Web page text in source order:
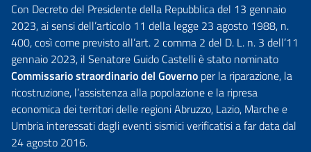
Con Decreto del Presidente della Repubblica del 13 gennaio
2023, ai sensi dell’articolo 11 della legge 23 agosto 1988, n.
400, così come previsto all’art. 2 comma 2 del D. L. n. 3 dell’11
gennaio 2023, il Senatore Guido Castelli è stato nominato
Commissario straordinario del Governo per la riparazione, la
ricostruzione, l’assistenza alla popolazione e la ripresa
economica dei territori delle regioni Abruzzo, Lazio, Marche e
Umbria interessati dagli eventi sismici verificatisi a far data dal
24 agosto 2016.